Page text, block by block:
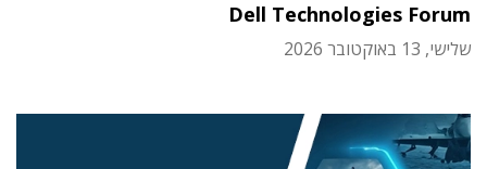
Dell Technologies Forum
שלישי, 13 באוקטובר 2026